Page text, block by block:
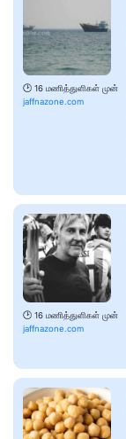
🕑 16 மணித்துளிகள் முன்
jaffnazone.com
🕑 16 மணித்துளிகள் முன்
jaffnazone.com